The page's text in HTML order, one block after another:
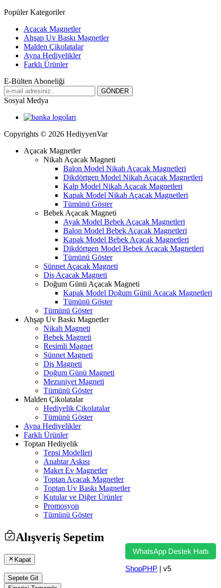
Popüler Kategoriler
Açacak Magnetler
Ahşap Uv Baskı Magnetler
Malden Çikolatalar
Ayna Hediyelikler
Farklı Ürünler
E-Bülten Aboneliği
Sosyal Medya
Copyrights © 2026 HediyyenVar
Açacak Magnetler
Nikah Açacak Magneti
Balon Model Nikah Açacak Magnetleri
Dikdörtgen Model Nikah Açacak Magnetleri
Kalp Model Nikah Açacak Magnetleri
Kapak Model Nikah Açacak Magnetleri
Tümünü Göster
Bebek Açacak Magneti
Ayak Model Bebek Açacak Magnetleri
Balon Model Bebek Açacak Magnetleri
Kapak Model Bebek Açacak Magnetleri
Dikdörtgen Model Bebek Açacak Magnetleri
Tümünü Göster
Sünnet Açacak Magneti
Diş Açacak Magneti
Doğum Günü Açacak Magneti
Kapak Model Doğum Günü Açacak Magnetleri
Tümünü Göster
Tümünü Göster
Ahşap Uv Baskı Magnetler
Nikah Magneti
Bebek Magneti
Resimli Magnet
Sünnet Magneti
Diş Magneti
Doğum Günü Magneti
Mezuniyet Magneti
Tümünü Göster
Malden Çikolatalar
Hediyelik Çikolatalar
Tümünü Göster
Ayna Hediyelikler
Farklı Ürünler
Toptan Hediyelik
Tepsi Modelleri
Anahtar Askısı
Maket Ev Magnetler
Toptan Açacak Magnetler
Toptan Uv Baskı Magnetler
Kutular ve Diğer Ürünler
Promosyon
Tümünü Göster
Alışveriş Sepetim
Kapat
Sepete Git
WhatsApp Destek Hattı
ShopPHP | v5